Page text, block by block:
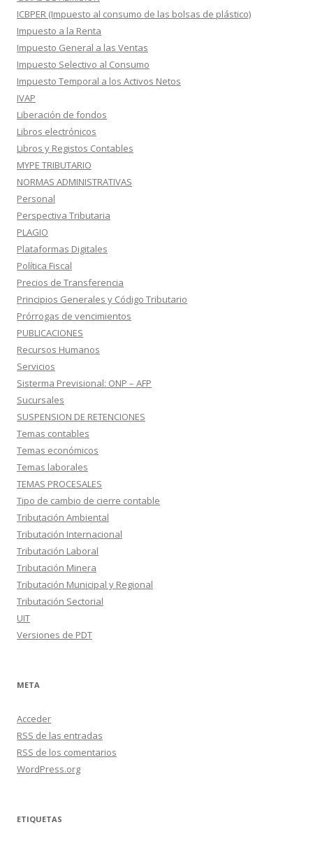
ICBPER (Impuesto al consumo de las bolsas de plástico)
Impuesto a la Renta
Impuesto General a las Ventas
Impuesto Selectivo al Consumo
Impuesto Temporal a los Activos Netos
IVAP
Liberación de fondos
Libros electrónicos
Libros y Registos Contables
MYPE TRIBUTARIO
NORMAS ADMINISTRATIVAS
Personal
Perspectiva Tributaria
PLAGIO
Plataformas Digitales
Política Fiscal
Precios de Transferencia
Principios Generales y Código Tributario
Prórrogas de vencimientos
PUBLICACIONES
Recursos Humanos
Servicios
Sisterma Previsional: ONP – AFP
Sucursales
SUSPENSION DE RETENCIONES
Temas contables
Temas económicos
Temas laborales
TEMAS PROCESALES
Tipo de cambio de cierre contable
Tributación Ambiental
Tributación Internacional
Tributación Laboral
Tributación Minera
Tributación Municipal y Regional
Tributación Sectorial
UIT
Versiones de PDT
META
Acceder
RSS de las entradas
RSS de los comentarios
WordPress.org
ETIQUETAS